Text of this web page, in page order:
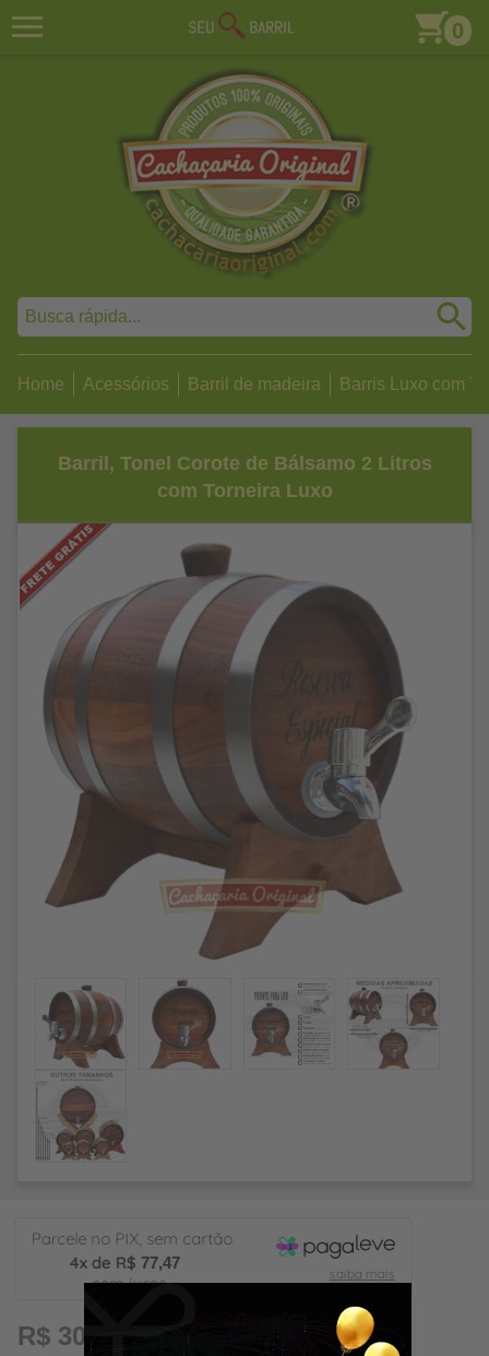
0
Home Acessórios Barril de madeira Barris Luxo com
Barril, Tonel Corote de Bálsamo 2 Litros
com Torneira Luxo
77,47
R$ 309,89